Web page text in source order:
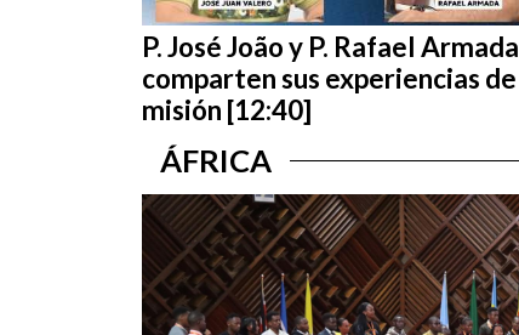
P. José João y P. Rafael Armada
comparten sus experiencias de
misión [12:40]
ÁFRICA